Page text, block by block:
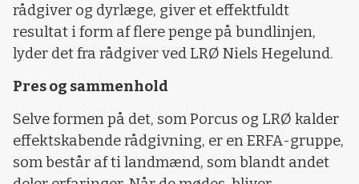
rådgiver og dyrlæge, giver et effektfuldt
resultat i form af flere penge på bundlinjen,
lyder det fra rådgiver ved LRØ Niels Hegelund.
Pres og sammenhold
Selve formen på det, som Porcus og LRØ kalder
effektskabende rådgivning, er en ERFA-gruppe,
som består af ti landmænd, som blandt andet